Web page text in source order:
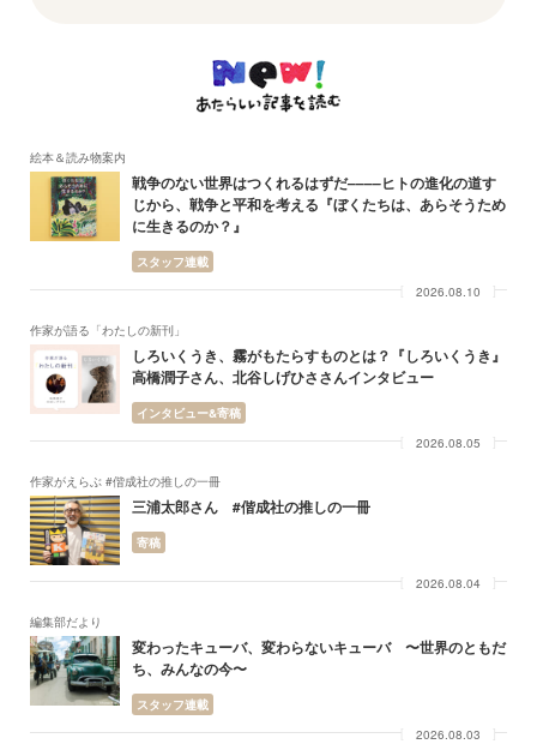
絵本＆読み物案内
戦争のない世界はつくれるはずだ––––ヒトの進化の道す
じから、戦争と平和を考える『ぼくたちは、あらそうため
に生きるのか？』
スタッフ連載
2026.08.10
作家が語る「わたしの新刊」
しろいくうき、霧がもたらすものとは？『しろいくうき』
高橋潤子さん、北谷しげひささんインタビュー
インタビュー&寄稿
2026.08.05
作家がえらぶ #偕成社の推しの一冊
三浦太郎さん #偕成社の推しの一冊
寄稿
2026.08.04
編集部だより
変わったキューバ、変わらないキューバ 〜世界のともだ
ち、みんなの今〜
スタッフ連載
2026.08.03